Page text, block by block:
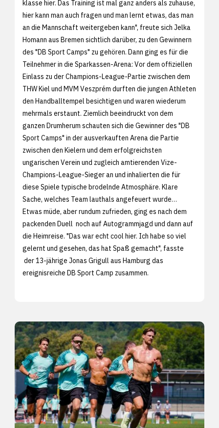
klasse hier. Das Training ist mal ganz anders als zuhause,
hier kann man auch fragen und man lernt etwas, das man
an die Mannschaft weitergeben kann", freute sich Jelka
Homann aus Bremen sichtlich darüber, zu den Gewinnern
des "DB Sport Camps" zu gehören. Dann ging es für die
Teilnehmer in die Sparkassen-Arena: Vor dem offiziellen
Einlass zu der Champions-League-Partie zwischen dem
THW Kiel und MVM Veszprém durften die jungen Athleten
den Handballtempel besichtigen und waren wiederum
mehrmals erstaunt. Ziemlich beeindruckt von dem
ganzen Drumherum schauten sich die Gewinner des "DB
Sport Camps" in der ausverkauften Arena die Partie
zwischen den Kielern und dem erfolgreichsten
ungarischen Verein und zugleich amtierenden Vize-
Champions-League-Sieger an und inhalierten die für
diese Spiele typische brodelnde Atmosphäre. Klare
Sache, welches Team lauthals angefeuert wurde…
Etwas müde, aber rundum zufrieden, ging es nach dem
packenden Duell noch auf Autogrammjagd und dann auf
die Heimreise. "Das war echt cool hier. Ich habe so viel
gelernt und gesehen, das hat Spaß gemacht", fasste
der 13-jährige Jonas Grigull aus Hamburg das
ereignisreiche DB Sport Camp zusammen.